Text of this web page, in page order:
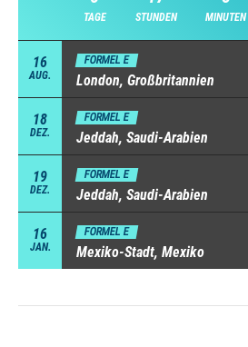
TAGE STUNDEN MINUTEN
16
AUG.
FORMEL E
London, Großbritannien
18
DEZ.
FORMEL E
Jeddah, Saudi-Arabien
19
DEZ.
FORMEL E
Jeddah, Saudi-Arabien
16
JAN.
FORMEL E
Mexiko-Stadt, Mexiko